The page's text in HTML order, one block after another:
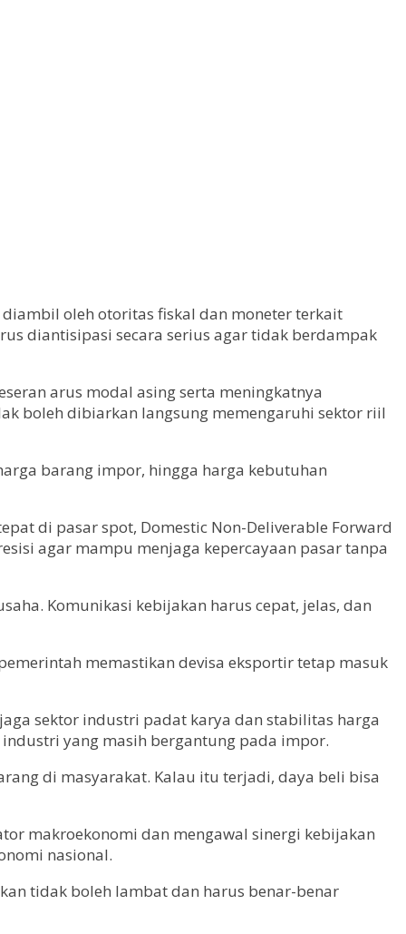
diambil oleh otoritas fiskal dan moneter terkait
diantisipasi secara serius agar tidak berdampak
arus modal asing serta meningkatnya
boleh dibiarkan langsung memengaruhi sektor riil
barang impor, hingga harga kebutuhan
di pasar spot, Domestic Non-Deliverable Forward
agar mampu menjaga kepercayaan pasar tanpa
Komunikasi kebijakan harus cepat, jelas, dan
memastikan devisa eksportir tetap masuk
sektor industri padat karya dan stabilitas harga
yang masih bergantung pada impor.
di masyarakat. Kalau itu terjadi, daya beli bisa
makroekonomi dan mengawal sinergi kebijakan
nasional.
tidak boleh lambat dan harus benar-benar